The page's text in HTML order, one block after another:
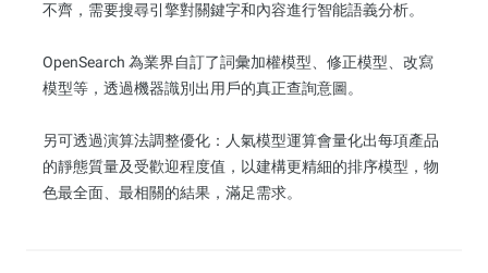
不齊，需要搜尋引擎對關鍵字和內容進行智能語義分析。
OpenSearch 為業界自訂了詞彙加權模型、修正模型、改寫
模型等，透過機器識別出用戶的真正查詢意圖。
另可透過演算法調整優化：人氣模型運算會量化出每項產品
的靜態質量及受歡迎程度值，以建構更精細的排序模型，物
色最全面、最相關的結果，滿足需求。